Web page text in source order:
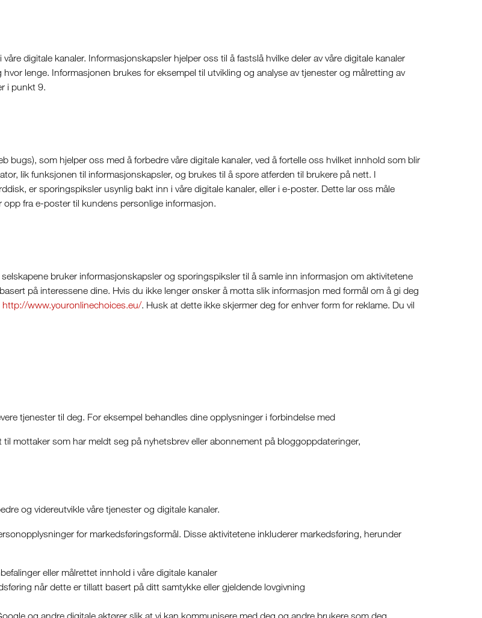
digitale kanaler. Informasjonskapsler hjelper oss til å fastslå hvilke deler av våre digitale kanaler
lenge. Informasjonen brukes for eksempel til utvikling og analyse av tjenester og målretting av
i punkt 9.
bugs), som hjelper oss med å forbedre våre digitale kanaler, ved å fortelle oss hvilket innhold som blir
lik funksjonen til informasjonskapsler, og brukes til å spore atferden til brukere på nett. I
er sporingspiksler usynlig bakt inn i våre digitale kanaler, eller i e-poster. Dette lar oss måle
opp fra e-poster til kundens personlige informasjon.
bruker informasjonskapsler og sporingspiksler til å samle inn informasjon om aktivitetene
på interessene dine. Hvis du ikke lenger ønsker å motta slik informasjon med formål om å gi deg
http://www.youronlinechoices.eu/. Husk at dette ikke skjermer deg for enhver form for reklame. Du vil
tjenester til deg. For eksempel behandles dine opplysninger i forbindelse med
mottaker som har meldt seg på nyhetsbrev eller abonnement på bloggoppdateringer,
og videreutvikle våre tjenester og digitale kanaler.
for markedsføringsformål. Disse aktivitetene inkluderer markedsføring, herunder
eller målrettet innhold i våre digitale kanaler
når dette er tillatt basert på ditt samtykke eller gjeldende lovgivning